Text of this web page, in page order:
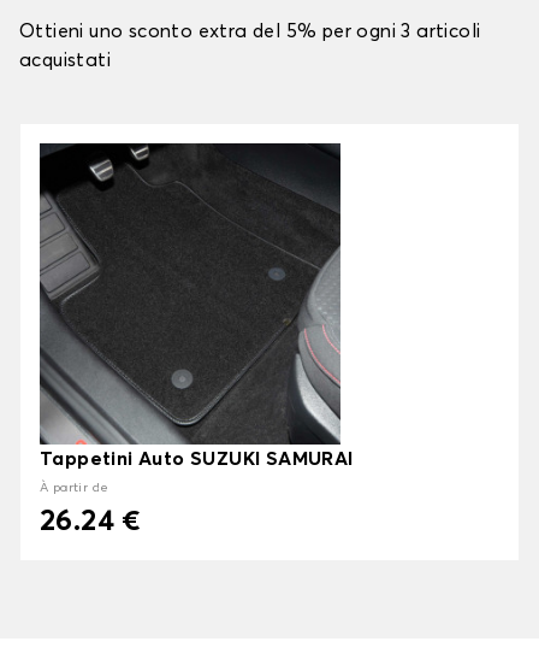
Ottieni uno sconto extra del 5% per ogni 3 articoli
acquistati
Tappetini Auto SUZUKI SAMURAI
À partir de
26.24 €